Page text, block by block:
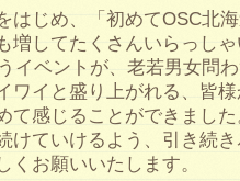
はじめ、「初めてOSC北
増してたくさんいらっし
イベントが、老若男女問
ワイと盛り上がれる、皆
て感じることができまし
けていけるよう、引き続
くお願いいたします。